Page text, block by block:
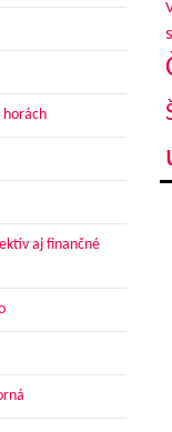
horách
aj finančné